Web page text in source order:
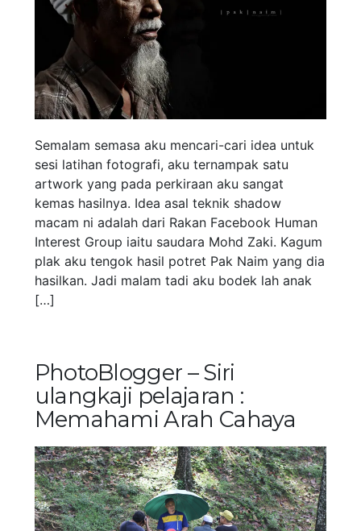
Semalam semasa aku mencari-cari idea untuk
sesi latihan fotografi, aku ternampak satu
artwork yang pada perkiraan aku sangat
kemas hasilnya. Idea asal teknik shadow
macam ni adalah dari Rakan Facebook Human
Interest Group iaitu saudara Mohd Zaki. Kagum
plak aku tengok hasil potret Pak Naim yang dia
hasilkan. Jadi malam tadi aku bodek lah anak
[…]
PhotoBlogger – Siri
ulangkaji pelajaran :
Memahami Arah Cahaya